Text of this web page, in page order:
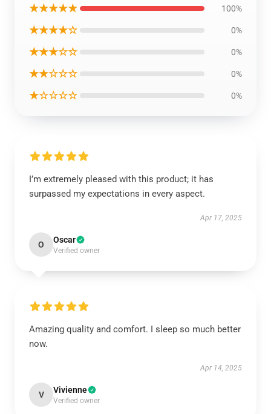
★★★★★ 100%
★★★★☆ 0%
★★★☆☆ 0%
★★☆☆☆ 0%
★☆☆☆☆ 0%
I’m extremely pleased with this product; it has
surpassed my expectations in every aspect.
Apr 17, 2025
O Oscar
Verified owner
Amazing quality and comfort. I sleep so much better
now.
Apr 14, 2025
V Vivienne
Verified owner